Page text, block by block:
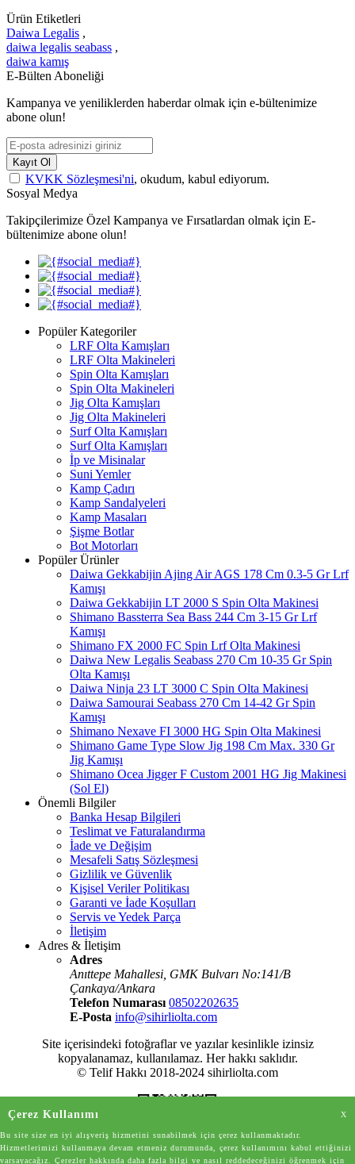
Ürün Etiketleri
Daiwa Legalis ,
daiwa legalis seabass ,
daiwa kamış
E-Bülten Aboneliği
Kampanya ve yeniliklerden haberdar olmak için e-bültenimize
abone olun!
Kayıt Ol
KVKK Sözleşmesi'ni, okudum, kabul ediyorum.
Sosyal Medya
Takipçilerimize Özel Kampanya ve Fırsatlardan olmak için E-
bültenimize abone olun!
Popüler Kategoriler
LRF Olta Kamışları
LRF Olta Makineleri
Spin Olta Kamışları
Spin Olta Makineleri
Jig Olta Kamışları
Jig Olta Makineleri
Surf Olta Kamışları
Surf Olta Kamışları
İp ve Misinalar
Suni Yemler
Kamp Çadırı
Kamp Sandalyeleri
Kamp Masaları
Şişme Botlar
Bot Motorları
Popüler Ürünler
Daiwa Gekkabijin Ajing Air AGS 178 Cm 0.3-5 Gr Lrf
Kamışı
Daiwa Gekkabijin LT 2000 S Spin Olta Makinesi
Shimano Bassterra Sea Bass 244 Cm 3-15 Gr Lrf
Kamışı
Shimano FX 2000 FC Spin Lrf Olta Makinesi
Daiwa New Legalis Seabass 270 Cm 10-35 Gr Spin
Olta Kamışı
Daiwa Ninja 23 LT 3000 C Spin Olta Makinesi
Daiwa Samourai Seabass 270 Cm 14-42 Gr Spin
Kamışı
Shimano Nexave FI 3000 HG Spin Olta Makinesi
Shimano Game Type Slow Jig 198 Cm Max. 330 Gr
Jig Kamışı
Shimano Ocea Jigger F Custom 2001 HG Jig Makinesi
(Sol El)
Önemli Bilgiler
Banka Hesap Bilgileri
Teslimat ve Faturalandırma
İade ve Değişim
Mesafeli Satış Sözleşmesi
Gizlilik ve Güvenlik
Kişisel Veriler Politikası
Garanti ve İade Koşulları
Servis ve Yedek Parça
İletişim
Adres & İletişim
Adres
Anıttepe Mahallesi, GMK Bulvarı No:141/B
Çankaya/Ankara
Telefon Numarası 08502202635
E-Posta info@sihirliolta.com
Site içerisindeki fotoğraflar ve yazılar kesinlikle izinsiz
kopyalanamaz, kullanılamaz. Her hakkı saklıdır.
© Telif Hakkı 2018-2024 sihirliolta.com
Çerez Kullanımı X
Bu site size en iyi alışveriş hizmetini sunabilmek için çerez kullanmaktadır.
Hizmetlerimizi kullanmaya devam etmeniz durumunda, çerez kullanımını kabul ettiğinizi
varsayacağız. Çerezler hakkında daha fazla bilgi ve nasıl reddedeceğinizi öğrenmek için